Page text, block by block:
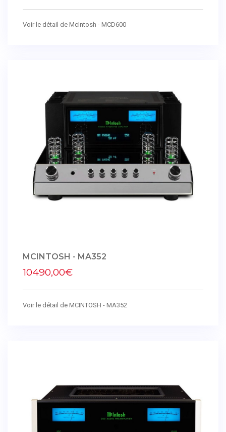
Voir le détail de McIntosh - MCD600
MCINTOSH - MA352
10490,00€
Voir le détail de MCINTOSH - MA352